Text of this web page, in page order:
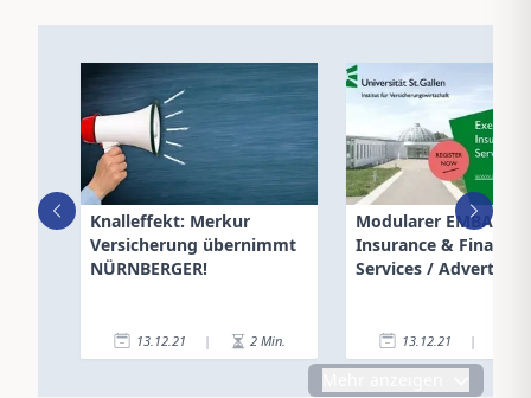
Knalleffekt: Merkur
Versicherung übernimmt
NÜRNBERGER!
13.12.21 | 2 Min.
Modularer EMBA
Insurance & Financial
Services / Advertorial
13.12.21 |